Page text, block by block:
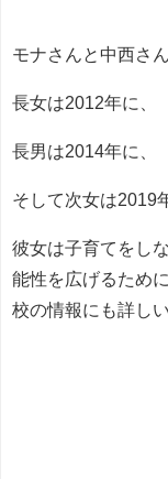
モナさんと中西さ
長女は2012年に、
長男は2014年に、
そして次女は2019
彼女は子育てをし
能性を広げるため
校の情報にも詳し